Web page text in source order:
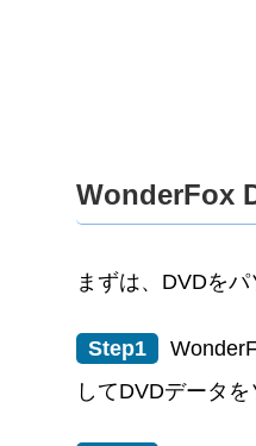
WonderFox
まずは、DVDを
Step1
してDVDデータ